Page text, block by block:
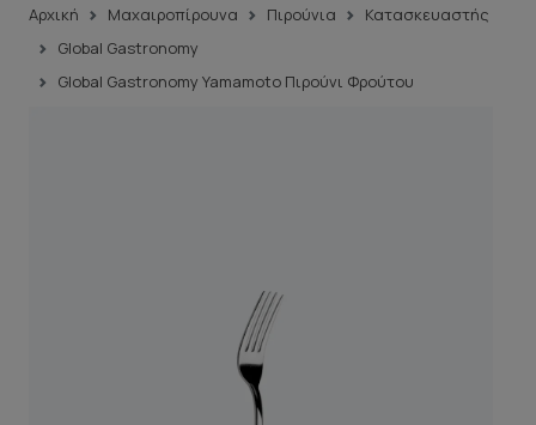
Αρχική Μαχαιροπίρουνα Πιρούνια
Κατασκευαστής
Global Gastronomy
Global Gastronomy Yamamoto Πιρούνι Φρούτου